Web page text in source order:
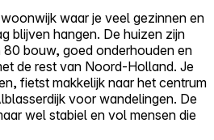
waar je veel gezinnen en
blijven hangen. De huizen zijn
bouw, goed onderhouden en
de rest van Noord-Holland. Je
fietst makkelijk naar het centrum
voor wandelingen. De
wel stabiel en vol mensen die